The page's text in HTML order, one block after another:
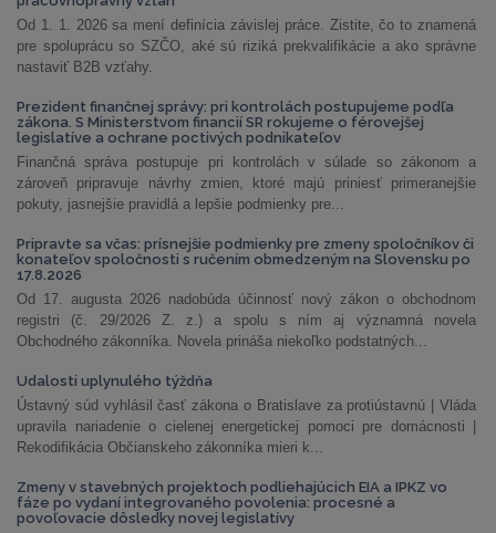
Od 1. 1. 2026 sa mení definícia závislej práce. Zistite, čo to znamená
pre spoluprácu so SZČO, aké sú riziká prekvalifikácie a ako správne
nastaviť B2B vzťahy.
Prezident finančnej správy: pri kontrolách postupujeme podľa
zákona. S Ministerstvom financií SR rokujeme o férovejšej
legislatíve a ochrane poctivých podnikateľov
Finančná správa postupuje pri kontrolách v súlade so zákonom a
zároveň pripravuje návrhy zmien, ktoré majú priniesť primeranejšie
pokuty, jasnejšie pravidlá a lepšie podmienky pre...
Pripravte sa včas: prísnejšie podmienky pre zmeny spoločníkov či
konateľov spoločnosti s ručením obmedzeným na Slovensku po
17.8.2026
Od 17. augusta 2026 nadobúda účinnosť nový zákon o obchodnom
registri (č. 29/2026 Z. z.) a spolu s ním aj významná novela
Obchodného zákonníka. Novela prináša niekoľko podstatných...
Udalosti uplynulého týždňa
Ústavný súd vyhlásil časť zákona o Bratislave za protiústavnú | Vláda
upravila nariadenie o cielenej energetickej pomoci pre domácnosti |
Rekodifikácia Občianskeho zákonníka mieri k...
Zmeny v stavebných projektoch podliehajúcich EIA a IPKZ vo
fáze po vydaní integrovaného povolenia: procesné a
povoľovacie dôsledky novej legislatívy